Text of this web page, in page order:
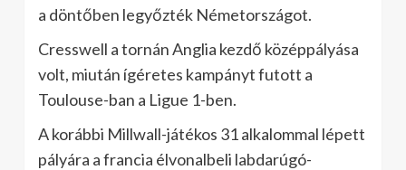
a döntőben legyőzték Németországot.
Cresswell a tornán Anglia kezdő középpályása
volt, miután ígéretes kampányt futott a
Toulouse-ban a Ligue 1-ben.
A korábbi Millwall-játékos 31 alkalommal lépett
pályára a francia élvonalbeli labdarúgó-